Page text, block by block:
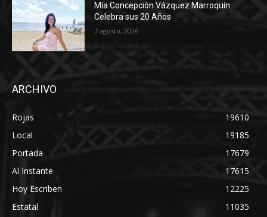
Mía Concepción Vázquez Marroquín
Celebra sus 20 Años
7 agosto, 2026
ARCHIVO
Rojas
19610
Local
19185
Portada
17679
Al Instante
17615
Hoy Escriben
12225
Estatal
11035